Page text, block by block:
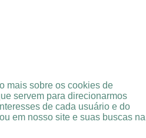
mais sobre os cookies de
servem para direcionarmos
de cada usuário e do
em nosso site e suas buscas na